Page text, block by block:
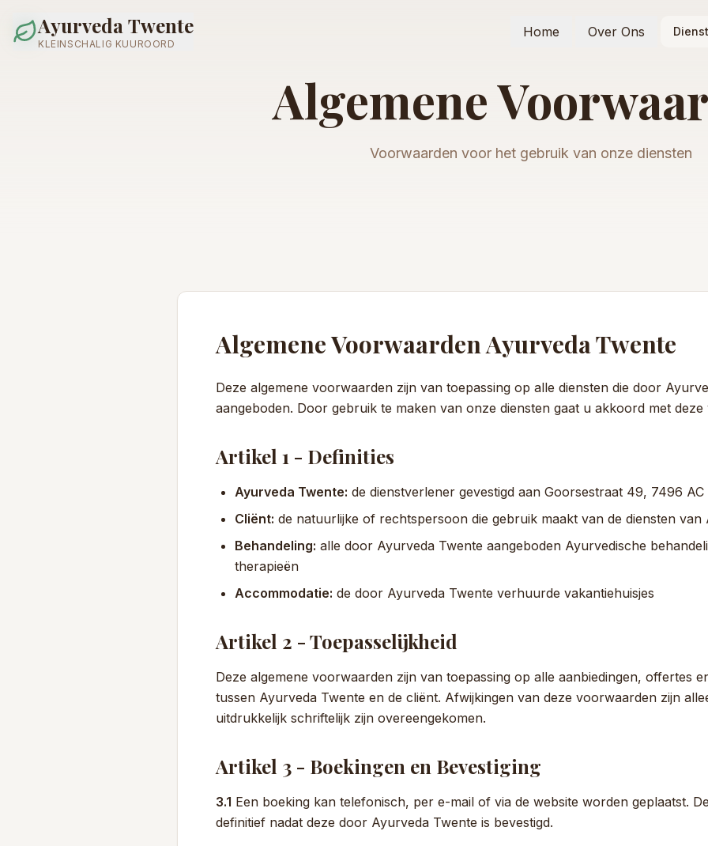
Ayurveda Twente
KLEINSCHALIG KUUROORD
Home Over Ons
Algemene
Voorwaarden voor het gebruik van onze diensten
Algemene Voorwaarden Ayurveda Twente
Deze algemene voorwaarden zijn van toepassing op alle diensten die door
aangeboden. Door gebruik te maken van onze diensten gaat u akkoord met
Artikel 1 - Definities
Ayurveda Twente: de dienstverlener gevestigd aan Goorsestraat 49, 7496 AC
Cliënt: de natuurlijke of rechtspersoon die gebruik maakt van de diensten van
Behandeling: alle door Ayurveda Twente aangeboden Ayurvedische
therapieën
Accommodatie: de door Ayurveda Twente verhuurde vakantiehuisjes
Artikel 2 - Toepasselijkheid
Deze algemene voorwaarden zijn van toepassing op alle aanbiedingen, offertes
tussen Ayurveda Twente en de cliënt. Afwijkingen van deze voorwaarden zijn
uitdrukkelijk schriftelijk zijn overeengekomen.
Artikel 3 - Boekingen en Bevestiging
3.1 Een boeking kan telefonisch, per e-mail of via de website worden geplaatst.
definitief nadat deze door Ayurveda Twente is bevestigd.